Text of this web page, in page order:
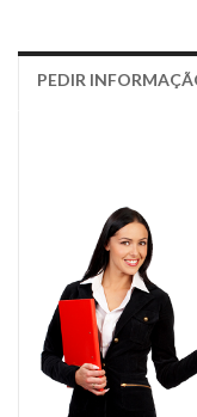
PEDIR